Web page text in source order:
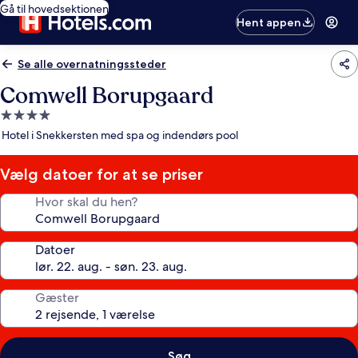
Gå til hovedsektionen
Hent appen
Se alle overnatningssteder
Comwell Borupgaard
4.0-
stjernet
Hotel i Snekkersten med spa og indendørs pool
Vælg datoer for at se priser
Hvor skal du hen?
Datoer
Gæster